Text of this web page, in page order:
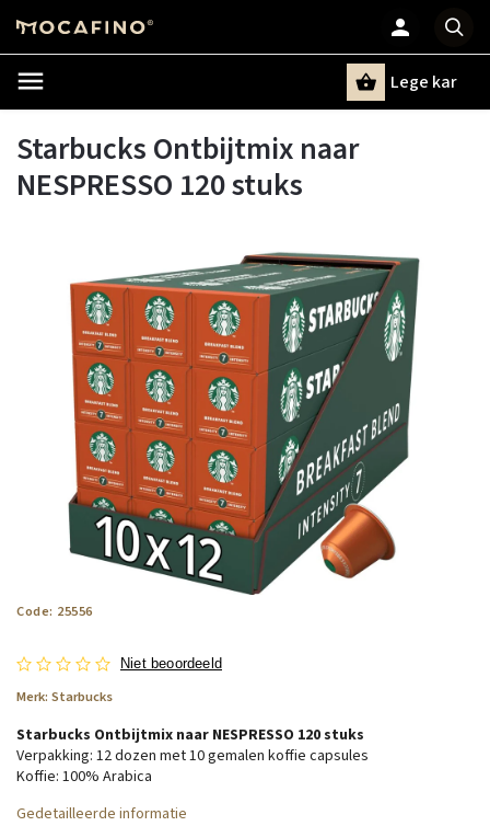
Lege kar
Starbucks Ontbijtmix naar
NESPRESSO 120 stuks
Code: 25556
Niet beoordeeld
Merk: Starbucks
Starbucks Ontbijtmix naar NESPRESSO 120 stuks
Verpakking: 12 dozen met 10 gemalen koffie capsules
Koffie: 100% Arabica
Gedetailleerde informatie